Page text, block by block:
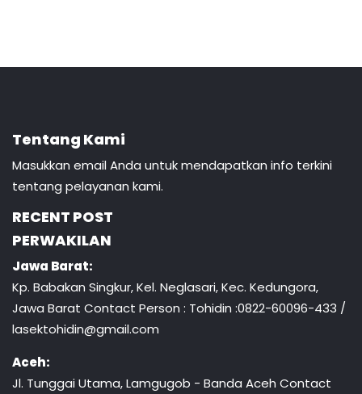
Tentang Kami
Masukkan email Anda untuk mendapatkan info terkini
tentang pelayanan kami.
RECENT POST
PERWAKILAN
Jawa Barat:
Kp. Babakan Singkur, Kel. Neglasari, Kec. Kedungora,
Jawa Barat Contact Person : Tohidin :0822-60096-433 /
lasektohidin@gmail.com
Aceh:
Jl. Tunggai Utama, Lamgugob - Banda Aceh Contact